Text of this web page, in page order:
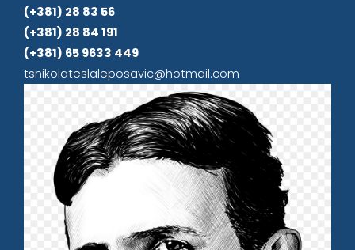
(+381) 28 83 56
(+381) 28 84 191
(+381) 65 9633 449
tsnikolateslaleposavic@hotmail.com